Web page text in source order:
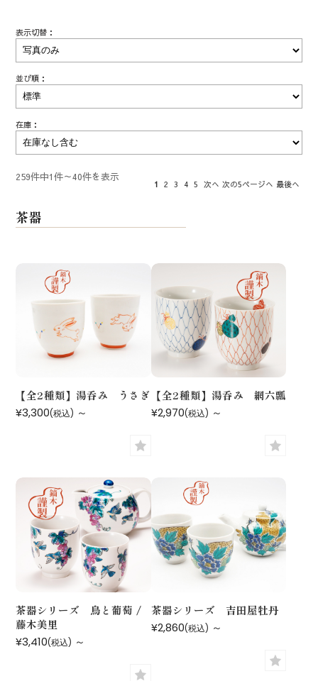
表示切替：
並び順：
在庫：
259件中1件～40件を表示
1 2 3 4 5 次へ 次の5ページへ 最後へ
茶器
【全2種類】湯呑み うさぎ
¥3,300(税込) ～
【全2種類】湯呑み 網六瓢
¥2,970(税込) ～
茶器シリーズ 鳥と葡萄 /
藤木美里
¥3,410(税込) ～
茶器シリーズ 吉田屋牡丹
¥2,860(税込) ～